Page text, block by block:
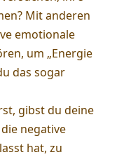
Mit anderen
emotionale
um „Energie
das sogar
gibst du deine
negative
hat, zu